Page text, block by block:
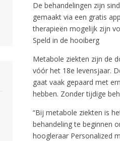
De behandelingen zijn
gemaakt via een gratis
therapieën mogelijk zijn
Speld in de hooiberg
Metabole ziekten zijn de
vóór het 18e levensjaar.
gaat vaak gepaard met
hebben. Zonder tijdige
“Bij metabole ziekten is
behandeling te beginnen
hoogleraar Personalized